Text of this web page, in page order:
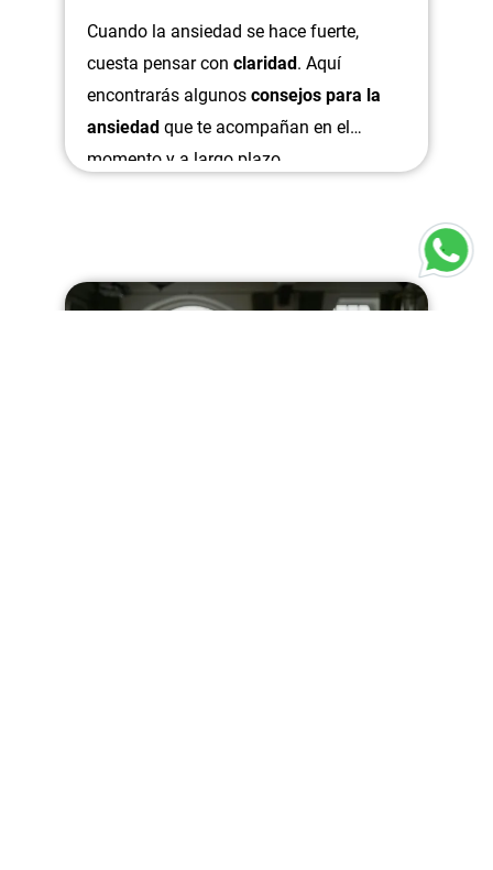
Cuando la ansiedad se hace fuerte,
cuesta pensar con claridad . Aquí
encontrarás algunos consejos para la
ansiedad que te acompañan en el
momento y a largo plazo.